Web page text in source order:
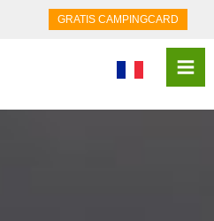
GRATIS CAMPINGCARD